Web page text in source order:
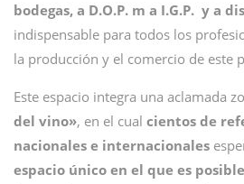
bodegas, a D.O.P. m a I.G.P. y a
indispensable para todos los
la producción y el comercio de este
Este espacio integra una aclamada
del vino», en el cual cientos de
nacionales e internacionales
espacio único en el que es